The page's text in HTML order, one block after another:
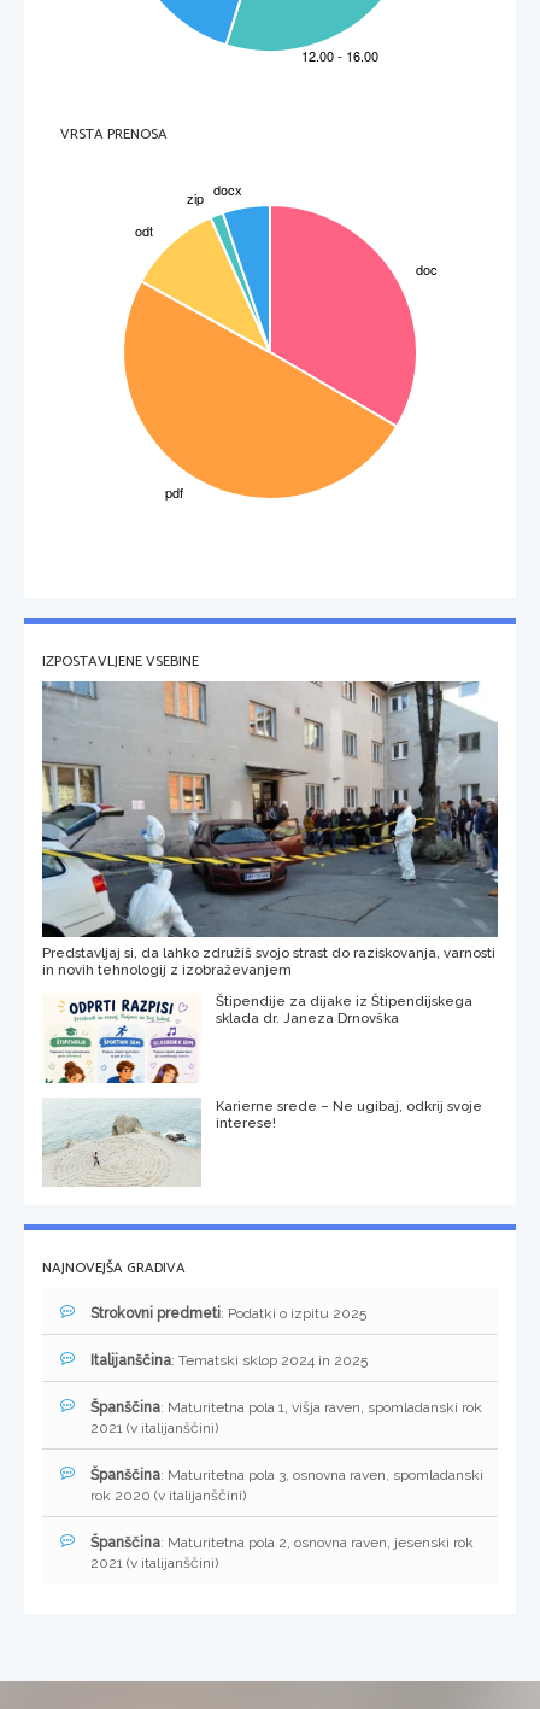
VRSTA PRENOSA
IZPOSTAVLJENE VSEBINE
Predstavljaj si, da lahko združiš svojo strast do raziskovanja, varnosti
in novih tehnologij z izobraževanjem
Štipendije za dijake iz Štipendijskega
sklada dr. Janeza Drnovška
Karierne srede – Ne ugibaj, odkrij svoje
interese!
NAJNOVEJŠA GRADIVA
Strokovni predmeti: Podatki o izpitu 2025
Italijanščina: Tematski sklop 2024 in 2025
Španščina: Maturitetna pola 1, višja raven, spomladanski rok
2021 (v italijanščini)
Španščina: Maturitetna pola 3, osnovna raven, spomladanski
rok 2020 (v italijanščini)
Španščina: Maturitetna pola 2, osnovna raven, jesenski rok
2021 (v italijanščini)